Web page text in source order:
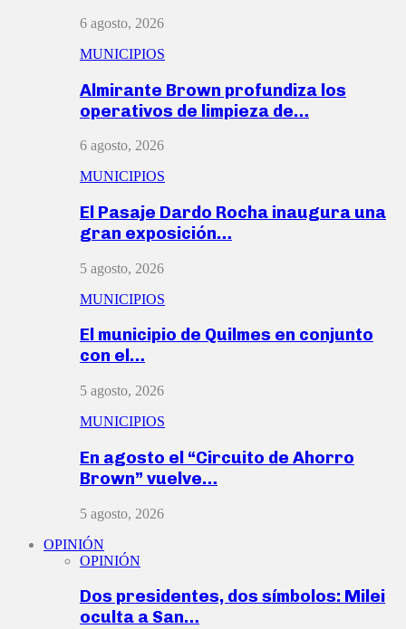
6 agosto, 2026
MUNICIPIOS
Almirante Brown profundiza los
operativos de limpieza de…
6 agosto, 2026
MUNICIPIOS
El Pasaje Dardo Rocha inaugura una
gran exposición…
5 agosto, 2026
MUNICIPIOS
El municipio de Quilmes en conjunto
con el…
5 agosto, 2026
MUNICIPIOS
En agosto el “Circuito de Ahorro
Brown” vuelve…
5 agosto, 2026
OPINIÓN
OPINIÓN
Dos presidentes, dos símbolos: Milei
oculta a San…